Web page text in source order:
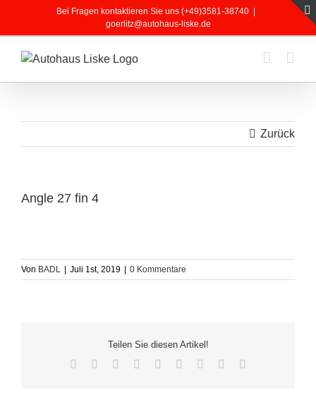
Bei Fragen kontaktieren Sie uns (+49)3581-38740
goerlitz@autohaus-liske.de
Zurück
Angle 27 fin 4
Von BADL Juli 1st, 2019 0 Kommentare
Teilen Sie diesen Artikel!
Facebook
TwitterReddit LinkedInWhatsApp
TumblrPinterest